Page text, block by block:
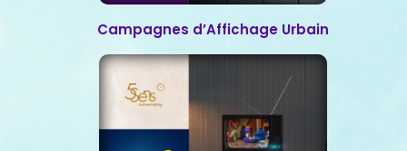
Campagnes d’Affichage Urbain